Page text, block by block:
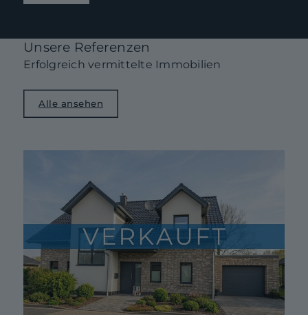
Unsere Referenzen
Erfolgreich vermittelte Immobilien
Alle ansehen